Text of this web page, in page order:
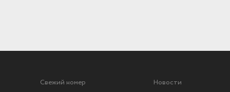
Свежий номер Новости